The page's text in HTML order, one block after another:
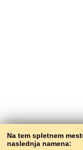
Na tem spletnem
naslednja namena: